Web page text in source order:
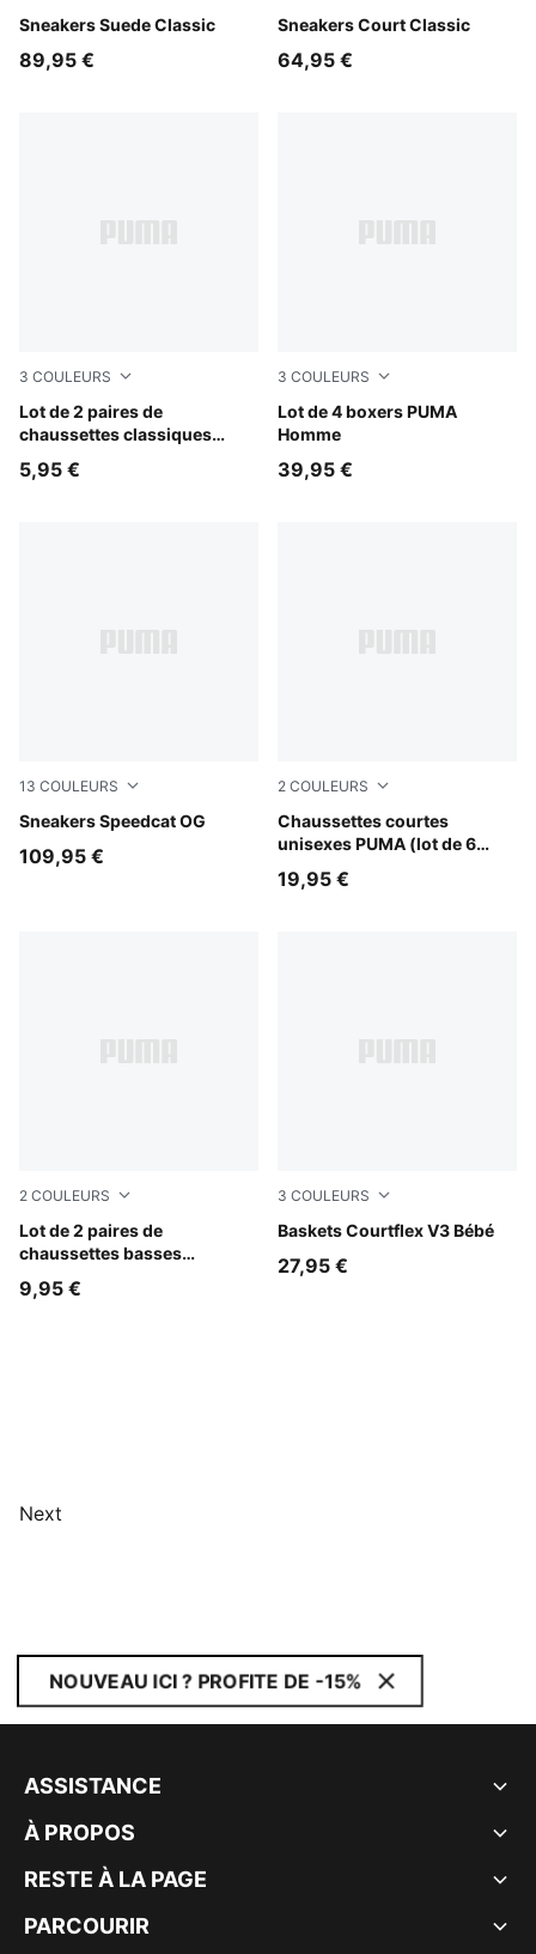
Sneakers Suede Classic
Cast Iron-PUMA White
89,95 €
Sneakers Court Classic
PUMA White-PUMA Black-
64,95 €
3 COULEURS
Lot de 2 paires de
chaussettes classiques
new navy / white
5,95 €
3 COULEURS
Lot de 4 boxers PUMA
Homme
blue combo
39,95 €
13 COULEURS
Sneakers Speedcat OG
Bordeaux Red-PUMA Black
109,95 €
2 COULEURS
Chaussettes courtes
unisexes PUMA (lot de 6
black
19,95 €
2 COULEURS
Lot de 2 paires de
chaussettes basses
traditionnelle PUMA
white
9,95 €
3 COULEURS
Baskets Courtflex V3 Bébé
PUMA White-PUMA White-
27,95 €
Next
NOUVEAU ICI ? PROFITE DE -15%
ASSISTANCE
À PROPOS
RESTE À LA PAGE
PARCOURIR